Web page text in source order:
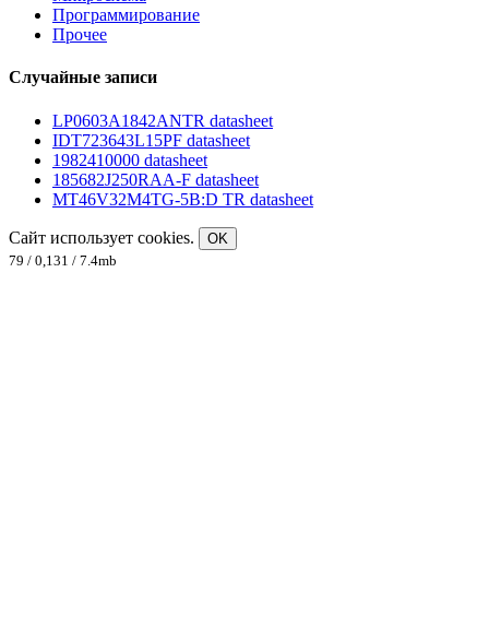
Программирование
Прочее
Случайные записи
LP0603A1842ANTR datasheet
IDT723643L15PF datasheet
1982410000 datasheet
185682J250RAA-F datasheet
MT46V32M4TG-5B:D TR datasheet
Сайт использует cookies.
OK
79 / 0,131 / 7.4mb